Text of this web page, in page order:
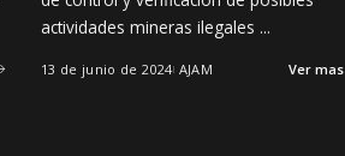
actividades mineras ilegales ...
13 de junio de 2024 AJAM Ver mas